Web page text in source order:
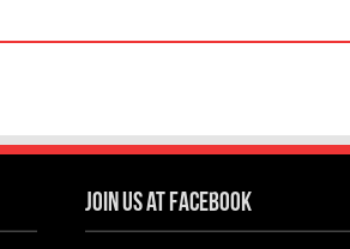
Join us at Facebook